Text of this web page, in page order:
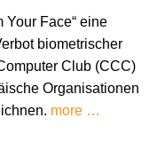
Your Face“ eine
biometrischer
Club (CCC)
Organisationen
more …